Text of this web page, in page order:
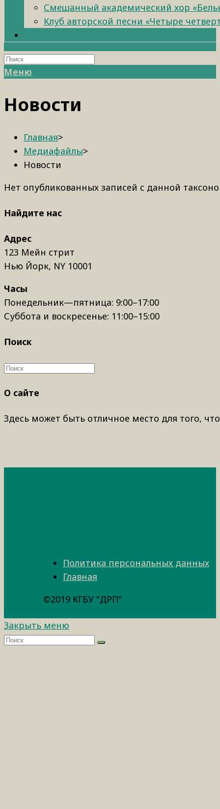
Смешанный академический хор
Клуб авторской песни «Четыре
Меню
Новости
Главная>
Медиафайлы>
Новости
Нет опубликованных записей с данной
Найдите нас
Адрес
123 Мейн стрит
Нью Йорк, NY 10001
Часы
Понедельник—пятница: 9:00–17:00
Суббота и воскресенье: 11:00–15:00
Поиск
О сайте
Здесь может быть отличное место для того,
Политика персональных данных
Главная
©2019 КГБУ "ДРП"
Закрыть меню